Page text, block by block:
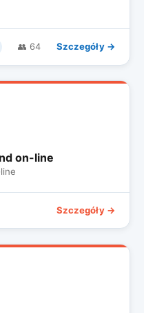
👥 64 Szczegóły →
on-line
Szczegóły →